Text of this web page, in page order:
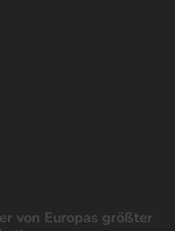
von Europas größter